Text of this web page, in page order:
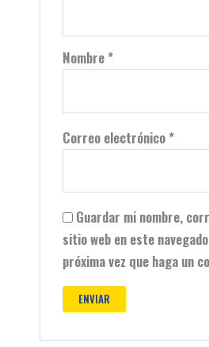
Nombre *
Correo electrónico *
Guardar mi nombre,
sitio web en este
próxima vez que haga un